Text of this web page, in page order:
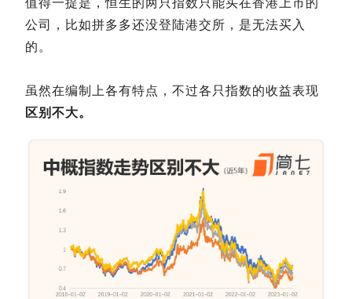
值得一提是，恒生的两只指数只能买在香港上市的
公司，比如拼多多还没登陆港交所，是无法买入
的。
虽然在编制上各有特点，不过各只指数的收益表现
区别不大。